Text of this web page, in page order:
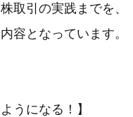
取引の実践までを、
容となっています。
うになる！】